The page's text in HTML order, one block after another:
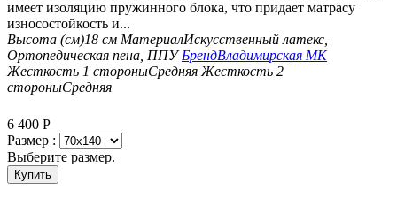
имеет изоляцию пружинного блока, что придает матрасу
износостойкость и...
Высота (см)18 см МатериалИскусственный латекс,
Ортопедическая пена, ППУ БрендВладимирская МК
Жесткость 1 стороныСредняя Жесткость 2
стороныСредняя
6 400 Р
Размер :
Выберите размер.
Купить